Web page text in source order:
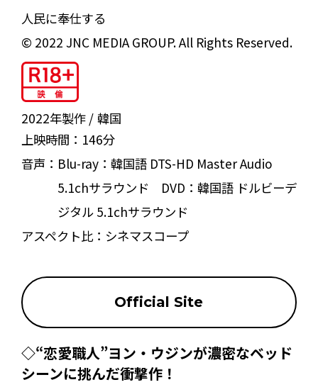
人民に奉仕する
© 2022 JNC MEDIA GROUP. All Rights Reserved.
2022年製作
韓国
上映時間： 146分
音声： Blu-ray：韓国語 DTS-HD Master Audio
5.1chサラウンド DVD：韓国語 ドルビーデ
ジタル 5.1chサラウンド
アスペクト比： シネマスコープ
Official Site
◇“恋愛職人”ヨン・ウジンが濃密なベッド
シーンに挑んだ衝撃作！